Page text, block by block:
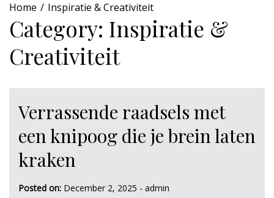
Home Inspiratie & Creativiteit
Category: Inspiratie &
Creativiteit
Verrassende raadsels met
een knipoog die je brein laten
kraken
Posted on: December 2, 2025 - admin